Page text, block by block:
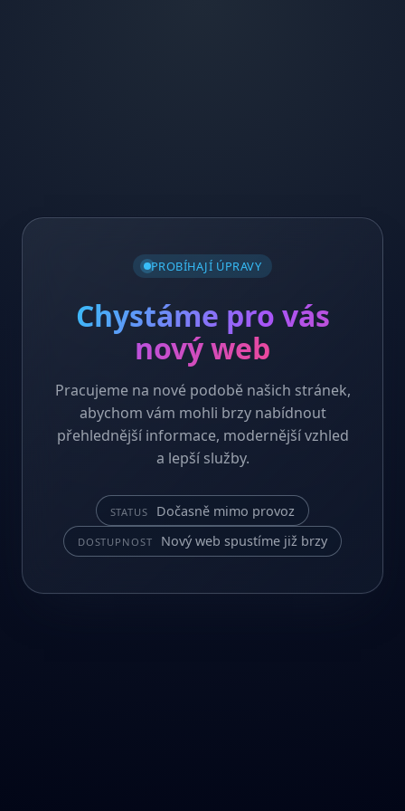
PROBÍHAJÍ ÚPRAVY
Chystáme pro vás
nový web
Pracujeme na nové podobě našich stránek,
abychom vám mohli brzy nabídnout
přehlednější informace, modernější vzhled
a lepší služby.
STATUS Dočasně mimo provoz
DOSTUPNOST Nový web spustíme již brzy